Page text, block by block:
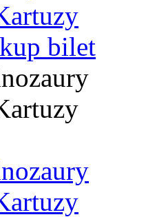
kup bilet